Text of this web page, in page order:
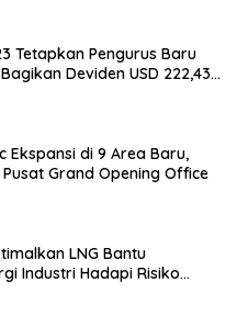
Tetapkan Pengurus Baru
Deviden USD 222,43
Ekspansi di 9 Area Baru,
Grand Opening Office
LNG Bantu
Industri Hadapi Risiko